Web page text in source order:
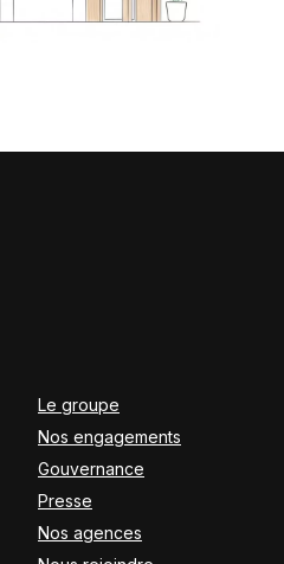
Le groupe
Nos engagements
Gouvernance
Presse
Nos agences